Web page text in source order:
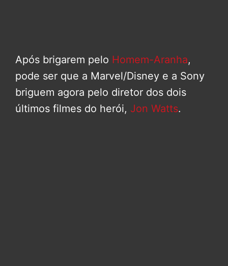
Após brigarem pelo Homem-Aranha,
pode ser que a Marvel/Disney e a Sony
briguem agora pelo diretor dos dois
últimos filmes do herói, Jon Watts.